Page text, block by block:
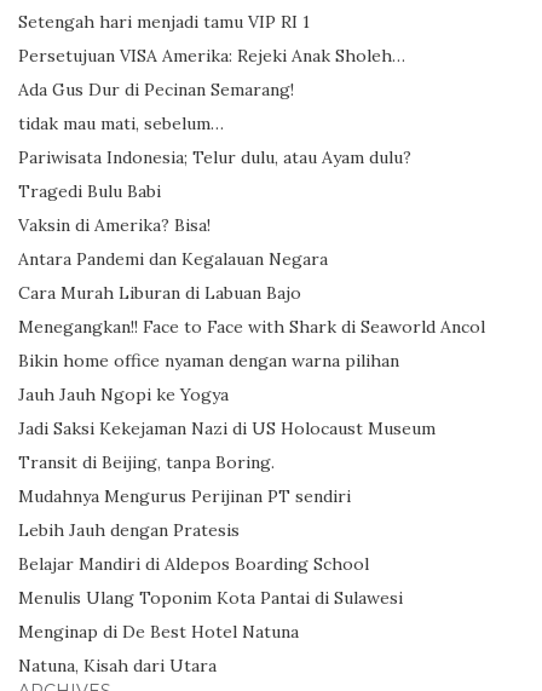
Setengah hari menjadi tamu VIP RI 1
Persetujuan VISA Amerika: Rejeki Anak Sholeh…
Ada Gus Dur di Pecinan Semarang!
tidak mau mati, sebelum…
Pariwisata Indonesia; Telur dulu, atau Ayam dulu?
Tragedi Bulu Babi
Vaksin di Amerika? Bisa!
Antara Pandemi dan Kegalauan Negara
Cara Murah Liburan di Labuan Bajo
Menegangkan!! Face to Face with Shark di Seaworld Ancol
Bikin home office nyaman dengan warna pilihan
Jauh Jauh Ngopi ke Yogya
Jadi Saksi Kekejaman Nazi di US Holocaust Museum
Transit di Beijing, tanpa Boring.
Mudahnya Mengurus Perijinan PT sendiri
Lebih Jauh dengan Pratesis
Belajar Mandiri di Aldepos Boarding School
Menulis Ulang Toponim Kota Pantai di Sulawesi
Menginap di De Best Hotel Natuna
Natuna, Kisah dari Utara